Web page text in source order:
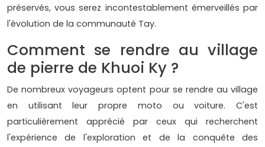
préservés, vous serez incontestablement émerveillés par
l'évolution de la communauté Tay.
Comment se rendre au village
de pierre de Khuoi Ky ?
De nombreux voyageurs optent pour se rendre au village
en utilisant leur propre moto ou voiture. C'est
particulièrement apprécié par ceux qui recherchent
l'expérience de l'exploration et de la conquête des